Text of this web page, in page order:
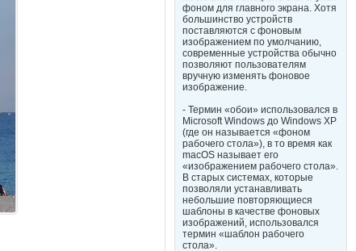
фоном для главного экрана. Хотя
большинство устройств
поставляются с фоновым
изображением по умолчанию,
современные устройства обычно
позволяют пользователям
вручную изменять фоновое
изображение.
- Термин «обои» использовался в
Microsoft Windows до Windows XP
(где он называется «фоном
рабочего стола»), в то время как
macOS называет его
«изображением рабочего стола».
В старых системах, которые
позволяли устанавливать
небольшие повторяющиеся
шаблоны в качестве фоновых
изображений, использовался
термин «шаблон рабочего
стола».